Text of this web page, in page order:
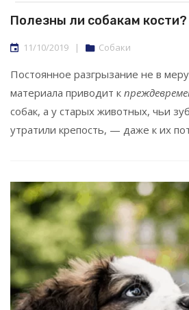
Полезны ли собакам кости?
11/10/2019 | Собаки
Постоянное разгрызание не в
материала приводит к
собак, а у старых животных, чьи
утратили крепость, — даже к их